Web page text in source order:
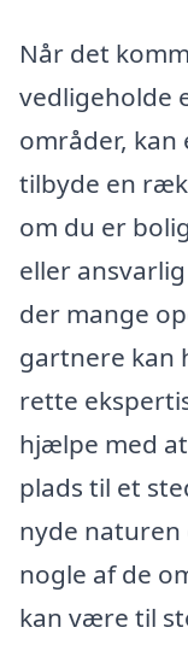
Når det
vedligeholde
områder,
tilbyde en
om du er
eller
der mange
gartnere kan
rette
hjælpe med
plads til et
nyde naturen
nogle af de
kan være til